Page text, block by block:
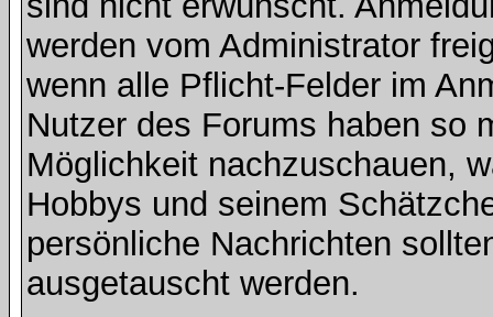
werden vom Administrator
wenn alle Pflicht-Felder im
Nutzer des Forums haben so
Möglichkeit nachzuschauen,
Hobbys und seinem
persönliche Nachrichten
ausgetauscht werden.